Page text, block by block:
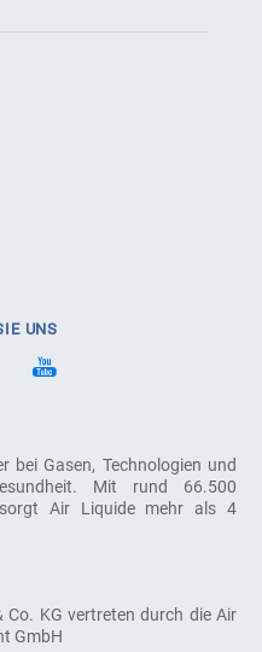
bei Gasen, Technologien und
Mit rund 66.500
Air Liquide mehr als 4
Co. KG vertreten durch die Air
GmbH
UNS